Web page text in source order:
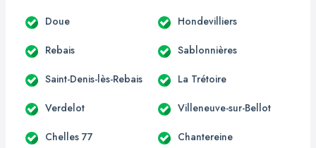
Doue Hondevilliers
Rebais Sablonnières
Saint-Denis-lès-Rebais La Trétoire
Verdelot Villeneuve-sur-Bellot
Chelles 77 Chantereine